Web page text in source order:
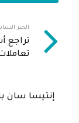
الخبر
تراجع
تعاملات